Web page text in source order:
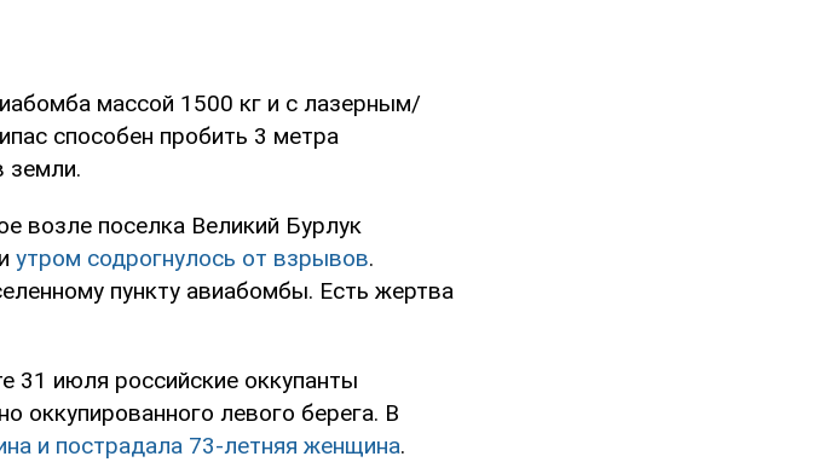
массой 1500 кг и с лазерным/
способен пробить 3 метра
земли.
возле поселка Великий Бурлук
утром содрогнулось от взрывов.
пункту авиабомбы. Есть жертва
31 июля российские оккупанты
оккупированного левого берега. В
и пострадала 73-летняя женщина.